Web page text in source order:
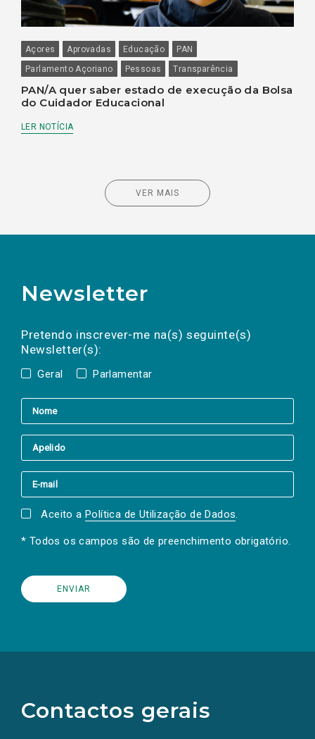
Açores Aprovadas Educação
PAN
Parlamento Açoriano
Pessoas Transparência
PAN/A quer saber estado de execução da Bolsa
do Cuidador Educacional
LER NOTÍCIA
VER MAIS
Newsletter
Pretendo inscrever-me na(s) seguinte(s)
Newsletter(s):
Geral Parlamentar
a(s) newsletter(s).
mail
Aceito a Política de Utilização de Dados.
* Todos os campos são de preenchimento obrigatório.
Contactos gerais
redes
sociais